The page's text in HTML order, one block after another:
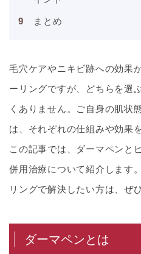
まとめ
毛穴ケアやニキビ跡への効果
ーリングですが、どちらを選
くありません。ご自身の肌状
は、それぞれの仕組みや効果
この記事では、ダーマペンと
併用治療について紹介します
リングで解決したい方は、ぜ
ダーマペンとは